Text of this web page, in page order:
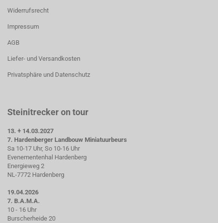
Widerrufsrecht
Impressum
AGB
Liefer- und Versandkosten
Privatsphäre und Datenschutz
Steinitrecker on tour
13. + 14.03.2027
7. Hardenberger Landbouw Miniatuurbeurs
Sa 10-17 Uhr, So 10-16 Uhr
Evenementenhal Hardenberg
Energieweg 2
NL-7772 Hardenberg
19.04.2026
7. B.A.M.A.
10 - 16 Uhr
Burscherheide 20